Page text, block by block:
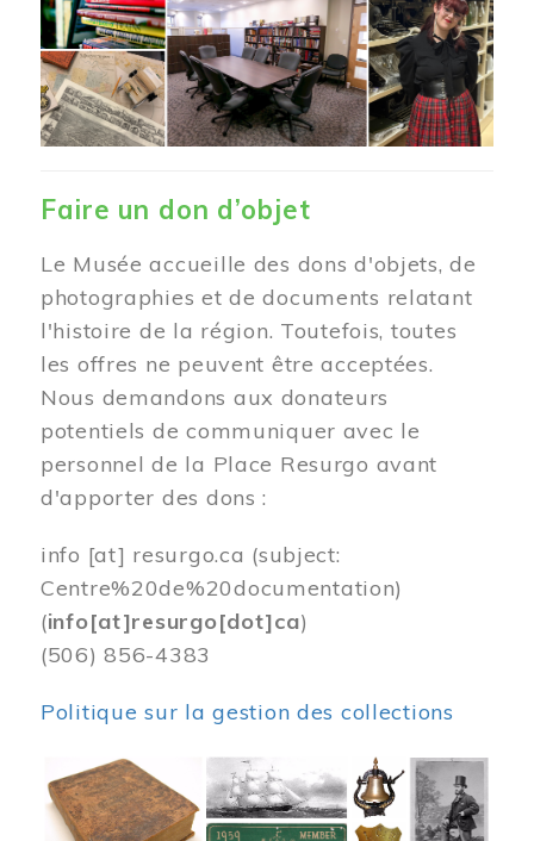
Faire un don d’objet
Le Musée accueille des dons d'objets, de
photographies et de documents relatant
l'histoire de la région. Toutefois, toutes
les offres ne peuvent être acceptées.
Nous demandons aux donateurs
potentiels de communiquer avec le
personnel de la Place Resurgo avant
d'apporter des dons :
info [at] resurgo.ca (subject:
Centre%20de%20documentation)
(info[at]resurgo[dot]ca)
(506) 856-4383
Politique sur la gestion des collections